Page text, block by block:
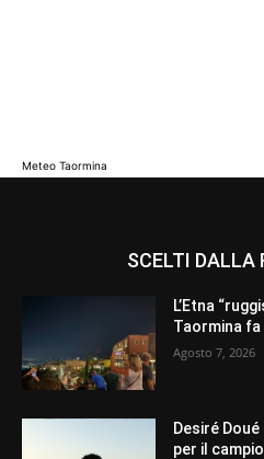
Meteo Taormina
SCELTI DALLA
L’Etna
Taormina
Agosto 7, 2026
Desiré
per il